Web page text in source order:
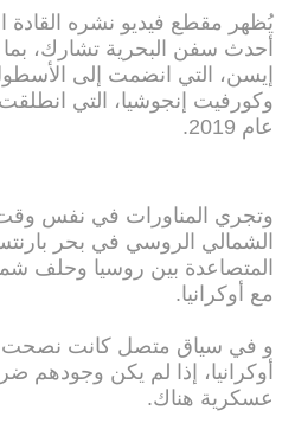
يُظهر مقطع فيديو نشره القادة
أحدث سفن البحرية تشارك،
وكورفيت إنجوشيا، التي
عام 2019.
وتجري المناورات في نفس
الشمالي الروسي في بحر
المتصاعدة بين روسيا وحلف
مع أوكرانيا.
و في سياق متصل كانت نصحت
أوكرانيا، إذا لم يكن وجودهم
عسكرية هناك.